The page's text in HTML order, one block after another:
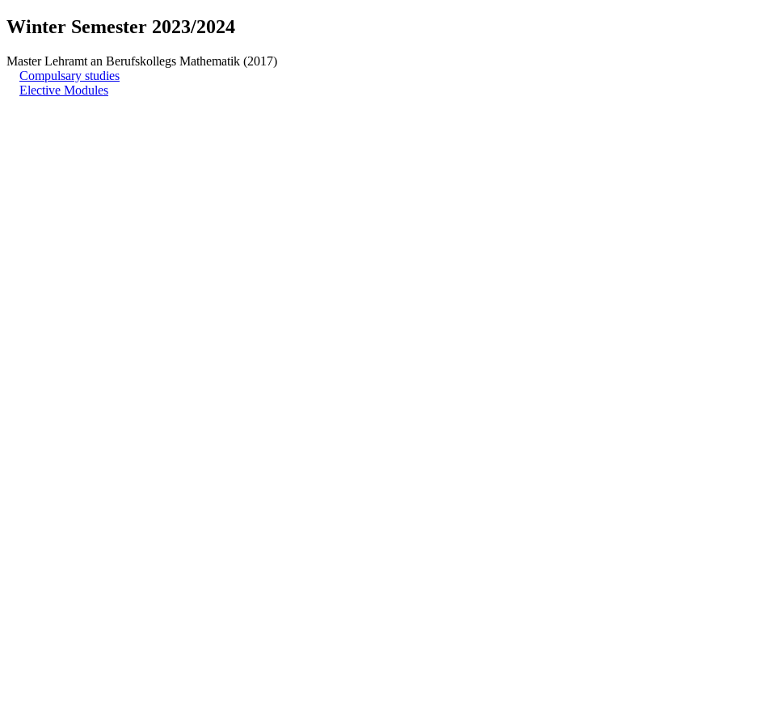
Winter Semester 2023/2024
Master Lehramt an Berufskollegs Mathematik (2017)
Compulsary studies
Elective Modules